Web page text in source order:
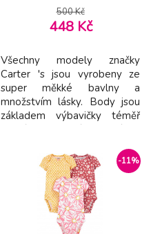
500 Kč
448 Kč
Všechny modely značky
Carter 's jsou vyrobeny ze
super měkké bavlny a
množstvím lásky. Body jsou
základem výbavičky téměř
velmi pohodlné na nošení a v
trendy barvách. Vlastnoti: - 5
ks v balení - body má
překryté ramena tzv.
obálkový výstřih - body mají
zpevněný výstřih, aby bez pro
-11%